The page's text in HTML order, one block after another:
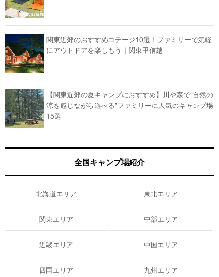
関東近郊のおすすめコテージ10選！ファミリーで気軽
にアウトドアを楽しもう｜関東甲信越
【関東近郊の夏キャンプにおすすめ】川や森で“自然の
涼を感じながら遊べる”ファミリーに人気のキャンプ場
15選
全国キャンプ場紹介
北海道エリア 東北エリア
関東エリア 中部エリア
近畿エリア 中国エリア
四国エリア 九州エリア